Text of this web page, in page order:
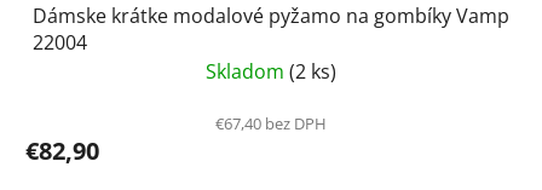
Dámske krátke modalové pyžamo na gombíky Vamp
22004
Skladom (2 ks)
€67,40 bez DPH
€82,90